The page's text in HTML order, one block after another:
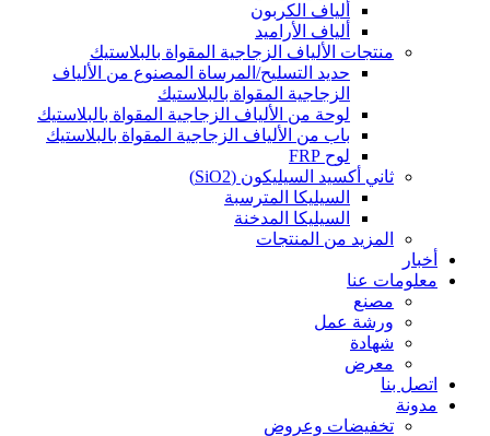
ألياف الكربون
ألياف الأراميد
منتجات الألياف الزجاجية المقواة بالبلاستيك
حديد التسليح/المرساة المصنوع من الألياف
الزجاجية المقواة بالبلاستيك
لوحة من الألياف الزجاجية المقواة بالبلاستيك
باب من الألياف الزجاجية المقواة بالبلاستيك
لوح FRP
ثاني أكسيد السيليكون (SiO2)
السيليكا المترسبة
السيليكا المدخنة
المزيد من المنتجات
أخبار
معلومات عنا
مصنع
ورشة عمل
شهادة
معرض
اتصل بنا
مدونة
تخفيضات وعروض